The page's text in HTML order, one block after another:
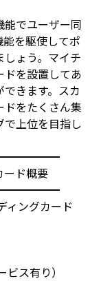
でユーザー同
を駆使してポ
ょう。マイチ
を設置してあ
きます。スカ
ドをたくさん集
上位を目指し
ード概要
ングカード
ス有り）